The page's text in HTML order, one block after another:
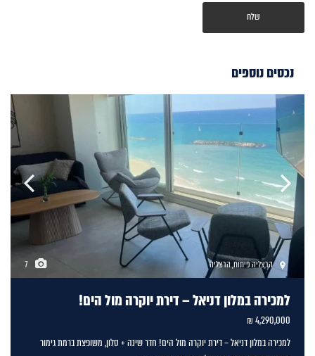
נכסים נוספים
הרצליה פיתוח,הרצליה
למכירה במלון דניאל – דירת יוקרה מול הים!
4,290,000 ₪
למכירה במלון דניאל – דירת יוקרה מול הים! חדר שינה + סלון, משופצת ברמת גימור